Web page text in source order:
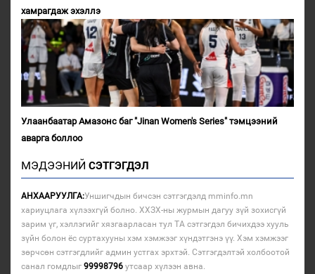
хамрагдаж эхэллэ
Улаанбаатар Амазонс баг "Jinan Women's Series" тэмцээний
аварга боллоо
МЭДЭЭНИЙ СЭТГЭГДЭЛ
АНХААРУУЛГА:Уншигчдын бичсэн сэтгэгдэлд mminfo.mn
хариуцлага хүлээхгүй болно. ХХЗХ-ны журмын дагуу зүй зохисгүй
зарим үг, хэллэгийг хязгаарласан тул ТА сэтгэгдэл бичихдээ хууль
зүйн болон ёс суртахууны хэм хэмжээг хүндэтгэнэ үү. Хэм хэмжээг
зөрчсөн сэтгэгдлийг админ устгах эрхтэй. Сэтгэгдэлтэй холбоотой
санал гомдлыг 99998796 утсаар хүлээн авна.